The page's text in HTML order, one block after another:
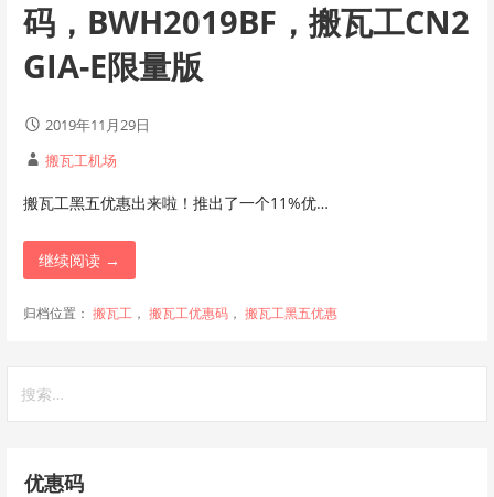
码，BWH2019BF，搬瓦工CN2
GIA-E限量版
2019年11月29日
搬瓦工机场
搬瓦工黑五优惠出来啦！推出了一个11%优…
继续阅读 →
归档位置： 搬瓦工， 搬瓦工优惠码， 搬瓦工黑五优惠
索：
优惠码